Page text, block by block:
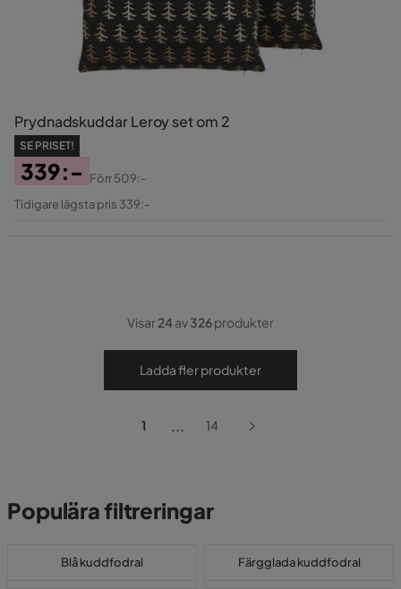
Prydnadskuddar Leroy set om 2
SE PRISET!
Pris
339:-
Original
Förr509:-
Tidigare lägsta pris 339:-
Visar24av326produkter
Ladda fler produkter
1 ... 14
Populära filtreringar
Blå kuddfodral Färgglada kuddfodral